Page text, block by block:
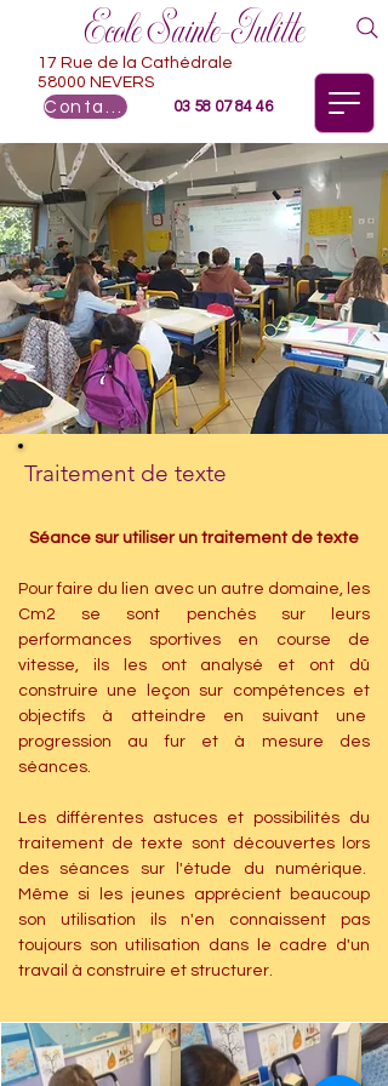
Ecole Sainte-Julitte
03 58 07 84 46
17 Rue de la Cathédrale
58000 NEVERS
Traitement de texte
Séance sur utiliser un traitement de texte
Pour faire du lien avec un autre domaine, les
Cm2 se sont penchés sur leurs
performances sportives en course de
vitesse, ils les ont analysé et ont dû
construire une leçon sur compétences et
objectifs à atteindre en suivant une
progression au fur et à mesure des
séances.
Les différentes astuces et possibilités du
traitement de texte sont découvertes lors
des séances sur l'étude du numérique.
Même si les jeunes apprécient beaucoup
son utilisation ils n'en connaissent pas
toujours son utilisation dans le cadre d'un
travail à construire et structurer.